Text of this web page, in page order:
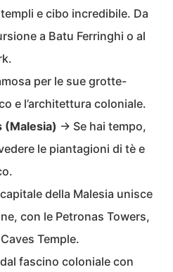
e cibo incredibile. Da
a Batu Ferringhi o al
per le sue grotte-
e l’architettura coloniale.
(Malesia) → Se hai tempo,
le piantagioni di tè e
della Malesia unisce
con le Petronas Towers,
Temple.
fascino coloniale con